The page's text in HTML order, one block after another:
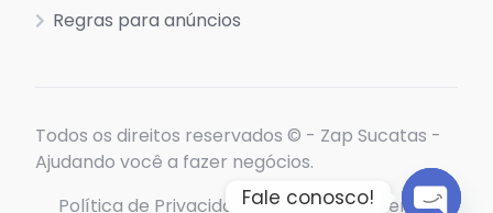
Regras para anúncios
Todos os direitos reservados © - Zap Sucatas -
Ajudando você a fazer negócios.
Política de Privacidade
Termos de envio
Fale conosco!